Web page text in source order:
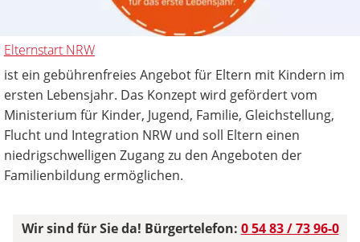
Elternstart NRW
ist ein gebührenfreies Angebot für Eltern mit Kindern im
ersten Lebensjahr. Das Konzept wird gefördert vom
Ministerium für Kinder, Jugend, Familie, Gleichstellung,
Flucht und Integration NRW und soll Eltern einen
niedrigschwelligen Zugang zu den Angeboten der
Familienbildung ermöglichen.
Wir sind für Sie da! Bürgertelefon: 0 54 83 / 73 96-0